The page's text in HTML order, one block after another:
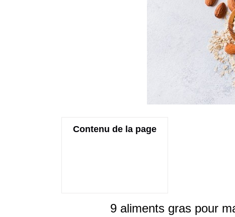
Contenu de la page
9 aliments gras pour